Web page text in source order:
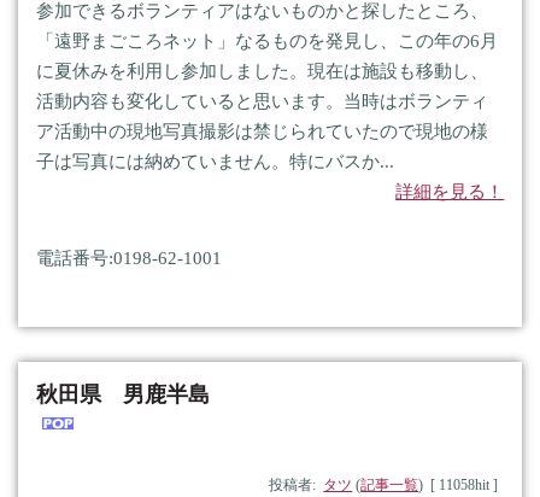
参加できるボランティアはないものかと探したところ、
「遠野まごころネット」なるものを発見し、この年の6月
に夏休みを利用し参加しました。現在は施設も移動し、
活動内容も変化していると思います。当時はボランティ
ア活動中の現地写真撮影は禁じられていたので現地の様
子は写真には納めていません。特にバスか...
詳細を見る！
電話番号:0198-62-1001
秋田県 男鹿半島
投稿者: タツ (記事一覧) [ 11058hit ]